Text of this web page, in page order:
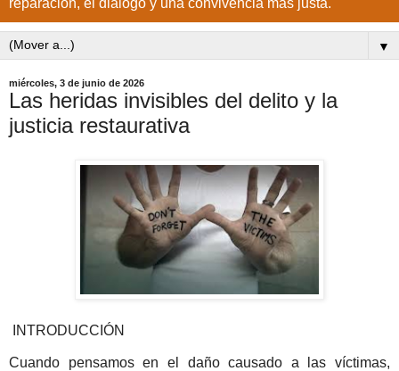
reparación, el diálogo y una convivencia más justa.
▼
miércoles, 3 de junio de 2026
Las heridas invisibles del delito y la
justicia restaurativa
INTRODUCCIÓN
Cuando pensamos en el daño causado a las víctimas,